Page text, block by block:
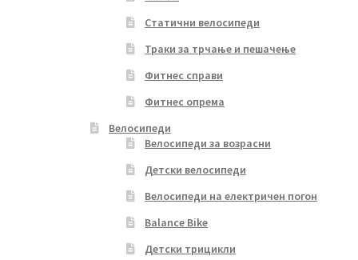
Статични велосипеди
Траки за трчање и пешачење
Фитнес справи
Фитнес опрема
Велосипеди
Велосипеди за возрасни
Детски велосипеди
Велосипеди на електричен погон
Balance Bike
Детски трицикли